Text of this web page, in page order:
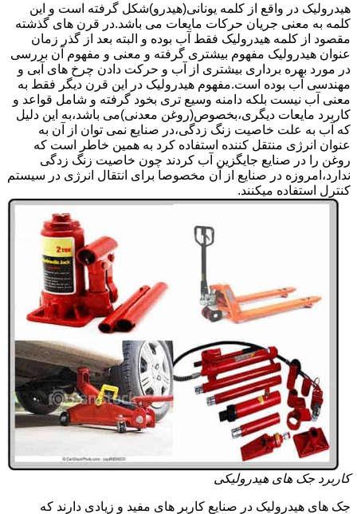
هیدرولیک در واقع از کلمه یونانی(هیدرو)شکل گرفته است و این
کلمه به معنی جریان حرکات مایعات می باشد.در قرن های گذشته
مقصود از کلمه هیدرولیک فقط آب بوده و البته بعد از گذر زمان
عنوان هیدرولیک مفهوم بیشتری گرفته و معنی و مفهوم آن بررسی
در مورد بهره برداری بیشتری از آب و حرکت دادن چرخ های آبی و
مهندسی آب بوده است.مفهوم هیدرولیک در این قرن دیگر فقط به
معنی آب نیست بلکه دامنه وسیع تری بخود گرفته و شامل قواعد و
کاربرد مایعات دیگری،بخصوص(روغن معدنی)می باشد،به این دلیل
که آب به علت خاصیت زنگ زدگی،در صنایع نمی توان از آن به
عنوان انرژی منتقل کننده استفاده کرد به همین خاطر است که
روغن را در صنایع جایگزین آب کردند چون خاصیت زنگ زدگی
ندارد،امروزه در صنایع از آن مخصوصا برای انتقال انرژی در سیستم
کنترل استفاده میکنند.
کاربرد جک های هیدرولیکی
جک های هیدرولیک در صنایع کاربر های مفید و زیادی دارند که